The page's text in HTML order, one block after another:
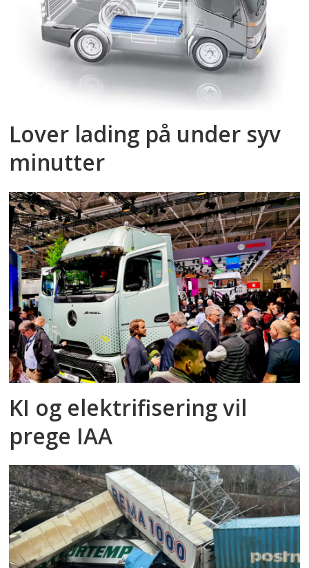
Lover lading på under syv
minutter
KI og elektrifisering vil
prege IAA